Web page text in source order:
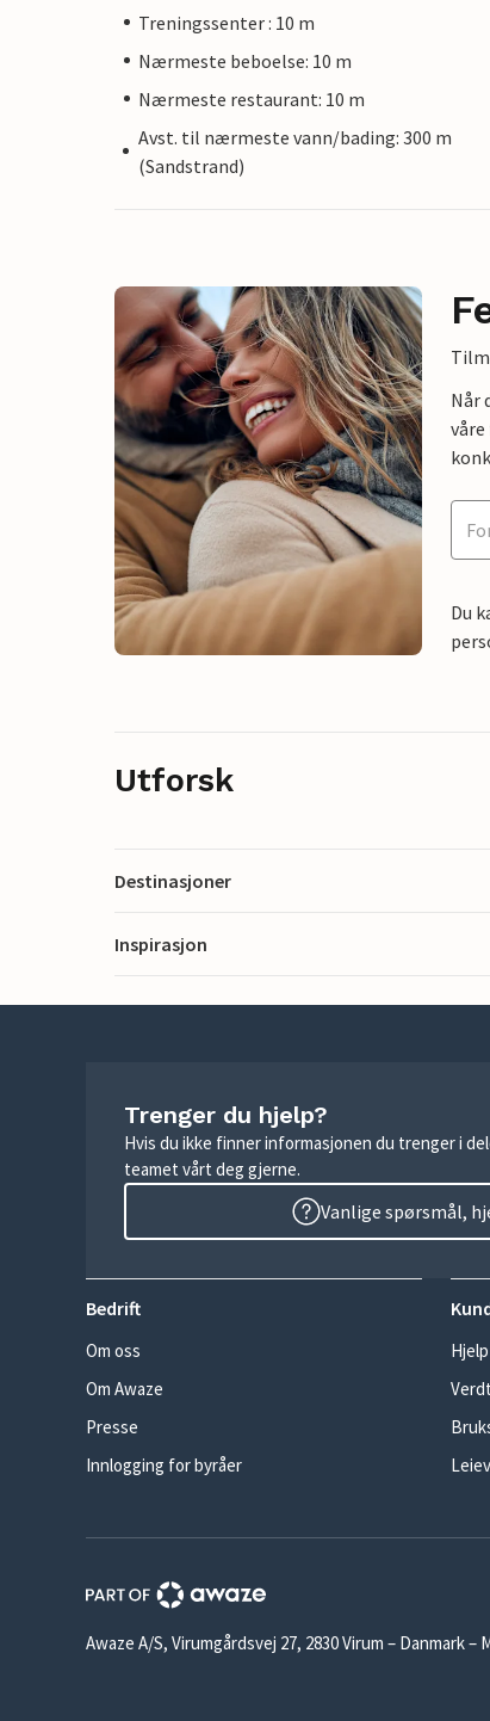
Treningssenter : 10 m
Nærmeste beboelse: 10 m
Nærmeste restaurant: 10 m
Avst. til nærmeste vann/bading: 300 m
(Sandstrand)
Når
Du
Utforsk
Destinasjoner
Inspirasjon
Trenger du hjelp?
Hvis du ikke finner informasjonen du trenger i
teamet vårt deg gjerne.
Vanlige spørsmål,
Bedrift
Om oss
Om Awaze
Presse
Innlogging for byråer
Hjelp
Awaze A/S, Virumgårdsvej 27, 2830 Virum – Danmark –